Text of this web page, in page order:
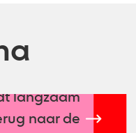
langzaam
naar de